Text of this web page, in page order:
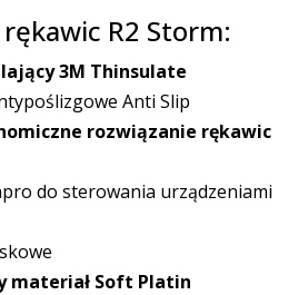
rękawic R2 Storm:
3M Thinsulate
Anti Slip
rozwiązanie rękawic
do sterowania urządzeniami
materiał Soft Platin